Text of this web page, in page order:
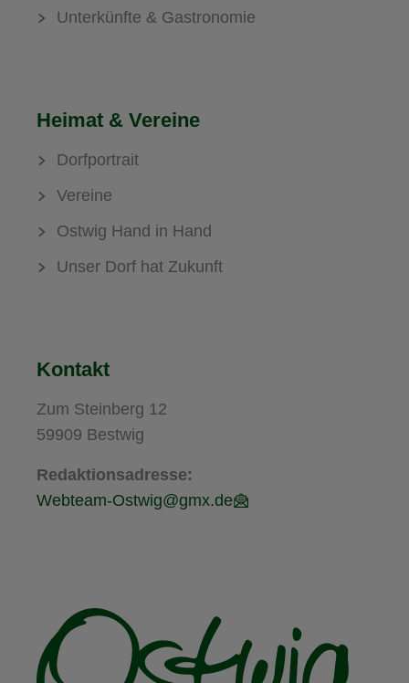
Unterkünfte & Gastronomie
Heimat & Vereine
Dorfportrait
Vereine
Ostwig Hand in Hand
Unser Dorf hat Zukunft
Kontakt
Zum Steinberg 12
59909 Bestwig
Redaktionsadresse:
Webteam-Ostwig@gmx.de